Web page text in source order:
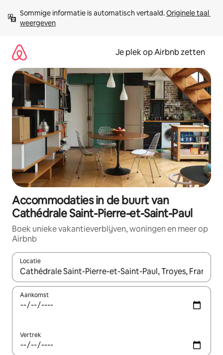
direct
naar
Sommige informatie is automatisch vertaald. Originele taal
weergeven
Je plek op Airbnb zetten
Accommodaties in de buurt van
Cathédrale Saint-Pierre-et-Saint-Paul
Boek unieke vakantieverblijven, woningen en meer op
Airbnb
Locatie
Wanneer er resultaten beschikbaar zijn, maak je een keuze
Aankomst
Vertrek